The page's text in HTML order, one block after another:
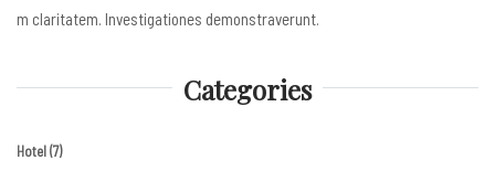
m claritatem. Investigationes demonstraverunt.
Categories
Hotel(7)